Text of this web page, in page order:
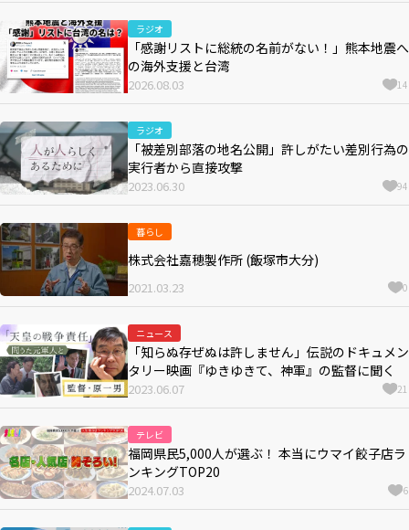
ラジオ
「感謝リストに総統の名前がない！」熊本地震へ
の海外支援と台湾
2026.08.03 14
ラジオ
「被差別部落の地名公開」許しがたい差別行為の
実行者から直接攻撃
2023.06.30 94
暮らし
株式会社嘉穂製作所 (飯塚市大分)
2021.03.23 0
ニュース
「知らぬ存ぜぬは許しません」伝説のドキュメン
タリー映画『ゆきゆきて、神軍』の監督に聞く
2023.06.07 21
テレビ
福岡県民5,000人が選ぶ！ 本当にウマイ餃子店ラ
ンキングTOP20
2024.07.03 6